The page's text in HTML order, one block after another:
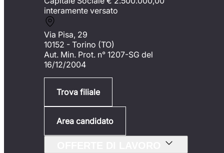
interamente versato
Via Pisa, 29
10152 - Torino (TO)
Aut. Min. Prot. n° 1207-SG del
16/12/2004
Trova filiale
Area candidato